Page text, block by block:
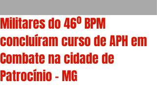
Militares do 46º BPM
concluíram curso de APH em
Combate na cidade de
Patrocínio - MG